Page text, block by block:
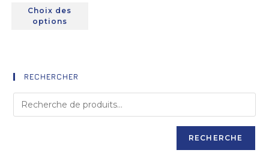
Choix des
options
RECHERCHER
RECHERCHE